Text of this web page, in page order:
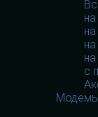
с
Модемы